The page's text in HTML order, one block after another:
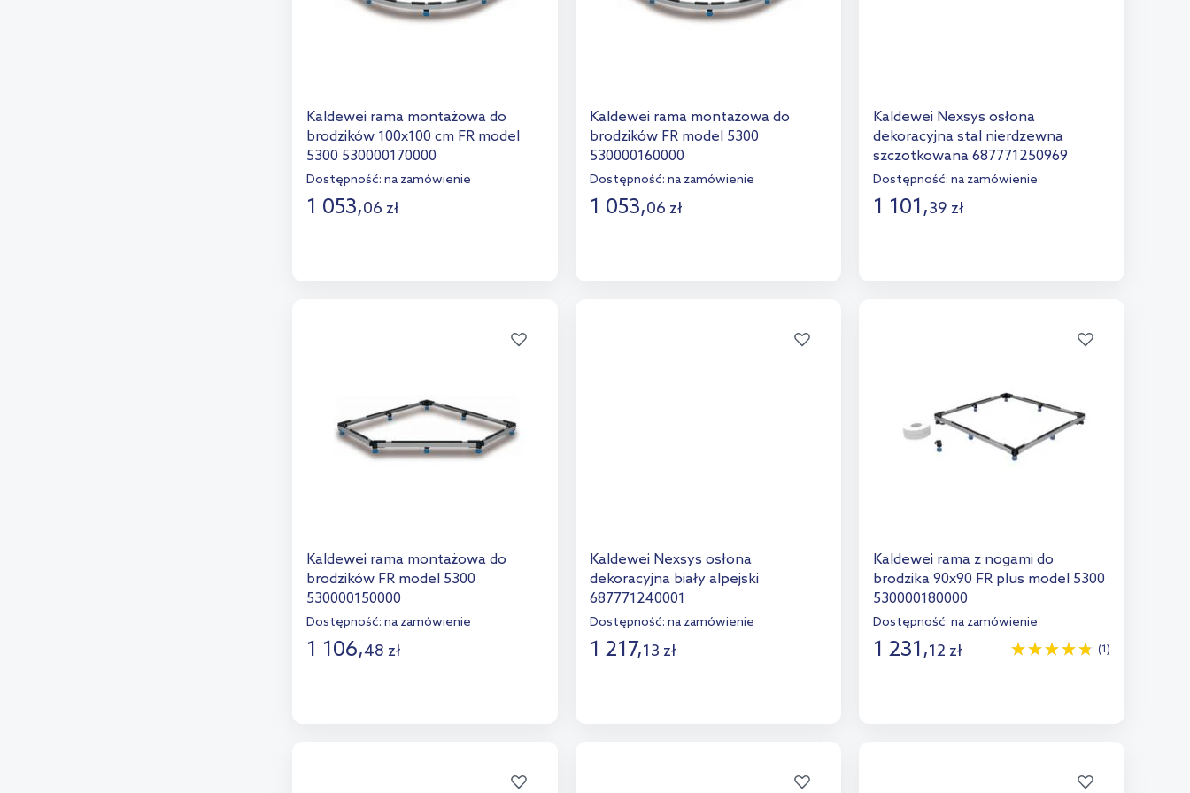
Kaldewei rama montażowa do
brodzików 100x100 cm FR model
5300 530000170000
Dostępność: na zamówienie
1 053,06 zł
Kaldewei rama montażowa do
brodzików FR model 5300
530000160000
Dostępność: na zamówienie
1 053,06 zł
Kaldewei Nexsys osłona
dekoracyjna stal nierdzewna
szczotkowana 687771250969
Dostępność: na zamówienie
1 101,39 zł
Kaldewei rama montażowa do
brodzików FR model 5300
530000150000
Dostępność: na zamówienie
1 106,48 zł
Kaldewei Nexsys osłona
dekoracyjna biały alpejski
687771240001
Dostępność: na zamówienie
1 217,13 zł
Kaldewei rama z nogami do
brodzika 90x90 FR plus model 5300
530000180000
Dostępność: na zamówienie
1 231,12 zł (1)